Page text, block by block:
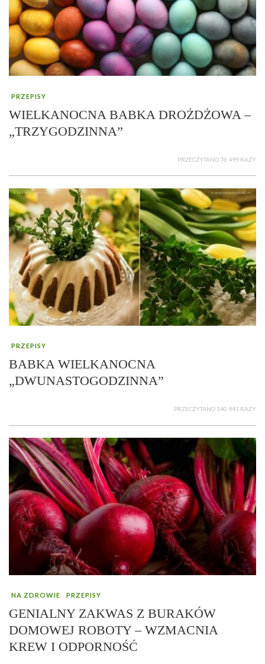
PRZEPISY
WIELKANOCNA BABKA DROŻDŻOWA –
„TRZYGODZINNA”
PRZECZYTANO 76 499 RAZY
PRZEPISY
BABKA WIELKANOCNA
„DWUNASTOGODZINNA”
PRZECZYTANO 140 941 RAZY
NA ZDROWIE PRZEPISY
GENIALNY ZAKWAS Z BURAKÓW
DOMOWEJ ROBOTY – WZMACNIA
KREW I ODPORNOŚĆ